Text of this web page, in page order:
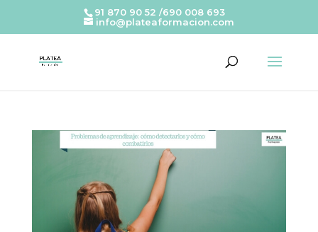
91 870 90 52 /690 008 693
info@plateaformacion.com